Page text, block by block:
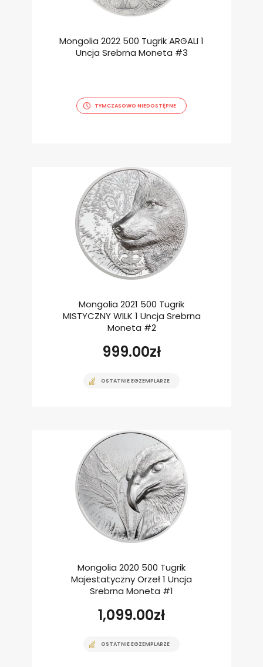
Mongolia 2022 500 Tugrik ARGALI 1
Uncja Srebrna Moneta #3
TYMCZASOWO NIEDOSTĘPNE
Mongolia 2021 500 Tugrik
MISTYCZNY WILK 1 Uncja Srebrna
Moneta #2
999.00zł
OSTATNIE EGZEMPLARZE
Mongolia 2020 500 Tugrik
Majestatyczny Orzeł 1 Uncja
Srebrna Moneta #1
1,099.00zł
OSTATNIE EGZEMPLARZE